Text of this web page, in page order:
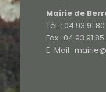
Mairie de
Tél. : 04 93 91
Fax : 04 93 91
E-Mail :